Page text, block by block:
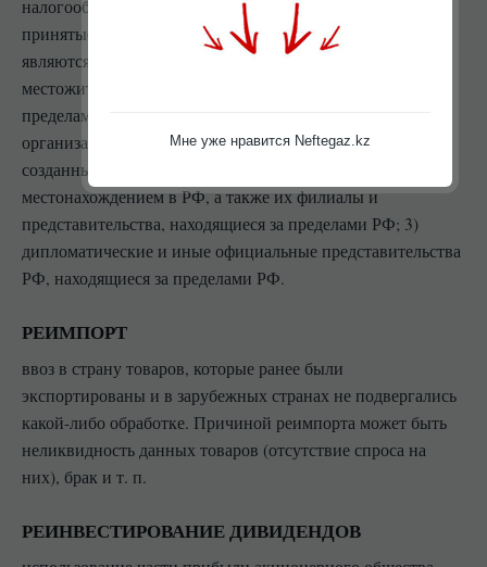
налогообложения и законодательного регулирования,
принятые в данной стране. В Российской Федерации Р.
являются: 1) физические лица, имеющие постоянное
местожительство в РФ, в том числе находящиеся за
пределами РФ; 2) юридические лица (предприятия и
организации, не являющиеся юридическими лицами),
созданные в соответствии с законодательством РФ, с
местонахождением в РФ, а также их филиалы и
представительства, находящиеся за пределами РФ; 3)
дипломатические и иные официальные представительства
РФ, находящиеся за пределами РФ.
РЕИМПОРТ
ввоз в страну товаров, которые ранее были
экспортированы и в зарубежных странах не подвергались
какой-либо обработке. Причиной реимпорта может быть
неликвидность данных товаров (отсутствие спроса на
них), брак и т. п.
РЕИНВЕСТИРОВАНИЕ ДИВИДЕНДОВ
Мне уже нравится Neftegaz.kz